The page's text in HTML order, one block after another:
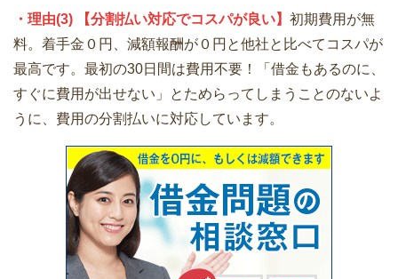
・理由(3) 【分割払い対応でコスパが良い】 初期費用が無
料。着手金０円、減額報酬が０円と他社と比べてコスパが
最高です。最初の30日間は費用不要！「借金もあるのに、
すぐに費用が出せない」とためらってしまうことのないよ
うに、費用の分割払いに対応しています。